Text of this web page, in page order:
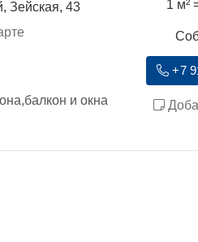
Зейская, 43
и окна
1 м²
+7